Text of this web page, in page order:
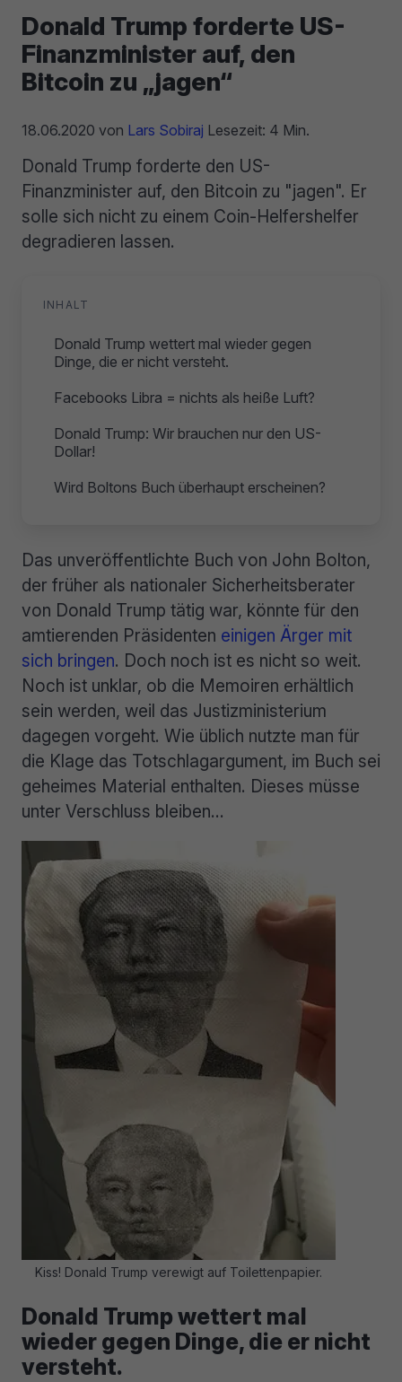
Donald Trump forderte US-
Finanzminister auf, den
Bitcoin zu „jagen“
18.06.2020 von Lars Sobiraj Lesezeit: 4 Min.
Donald Trump forderte den US-
Finanzminister auf, den Bitcoin zu "jagen". Er
solle sich nicht zu einem Coin-Helfershelfer
degradieren lassen.
INHALT
Donald Trump wettert mal wieder gegen
Dinge, die er nicht versteht.
Facebooks Libra = nichts als heiße Luft?
Donald Trump: Wir brauchen nur den US-
Dollar!
Wird Boltons Buch überhaupt erscheinen?
Das unveröffentlichte Buch von John Bolton,
der früher als nationaler Sicherheitsberater
von Donald Trump tätig war, könnte für den
amtierenden Präsidenten einigen Ärger mit
sich bringen. Doch noch ist es nicht so weit.
Noch ist unklar, ob die Memoiren erhältlich
sein werden, weil das Justizministerium
dagegen vorgeht. Wie üblich nutzte man für
die Klage das Totschlagargument, im Buch sei
geheimes Material enthalten. Dieses müsse
unter Verschluss bleiben…
Kiss! Donald Trump verewigt auf Toilettenpapier.
Donald Trump wettert mal
wieder gegen Dinge, die er nicht
versteht.